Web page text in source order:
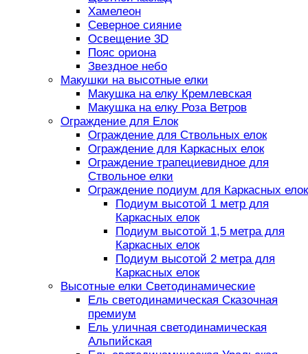
Хамелеон
Северное сияние
Освещение 3D
Пояс ориона
Звездное небо
Макушки на высотные елки
Макушка на елку Кремлевская
Макушка на елку Роза Ветров
Ограждение для Елок
Ограждение для Ствольных елок
Ограждение для Каркасных елок
Ограждение трапециевидное для
Ствольное елки
Ограждение подиум для Каркасных елок
Подиум высотой 1 метр для
Каркасных елок
Подиум высотой 1,5 метра для
Каркасных елок
Подиум высотой 2 метра для
Каркасных елок
Высотные елки Светодинамические
Ель светодинамическая Сказочная
премиум
Ель уличная светодинамическая
Альпийская